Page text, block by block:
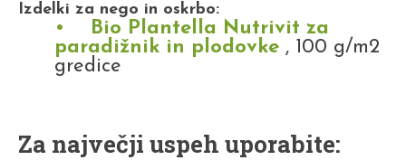
Izdelki za nego in oskrbo:
Bio Plantella Nutrivit za
paradižnik in plodovke , 100 g/m2
gredice
Za največji uspeh uporabite: